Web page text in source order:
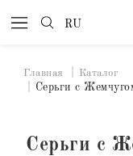
RU
Главная Каталог
Серьги с
Серьги с